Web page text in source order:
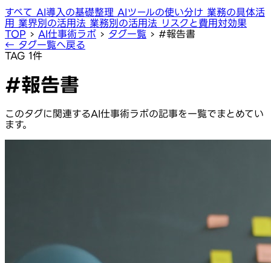
すべて AI導入の基礎整理 AIツールの使い分け 業務の具体活
用 業界別の活用法 業務別の活用法 リスクと費用対効果
TOP › AI仕事術ラボ › タグ一覧 › #報告書
← タグ一覧へ戻る
TAG 1件
#報告書
このタグに関連するAI仕事術ラボの記事を一覧でまとめてい
ます。